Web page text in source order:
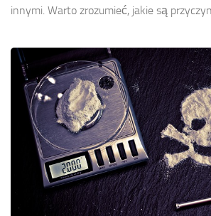
innymi. Warto zrozumieć, jakie są